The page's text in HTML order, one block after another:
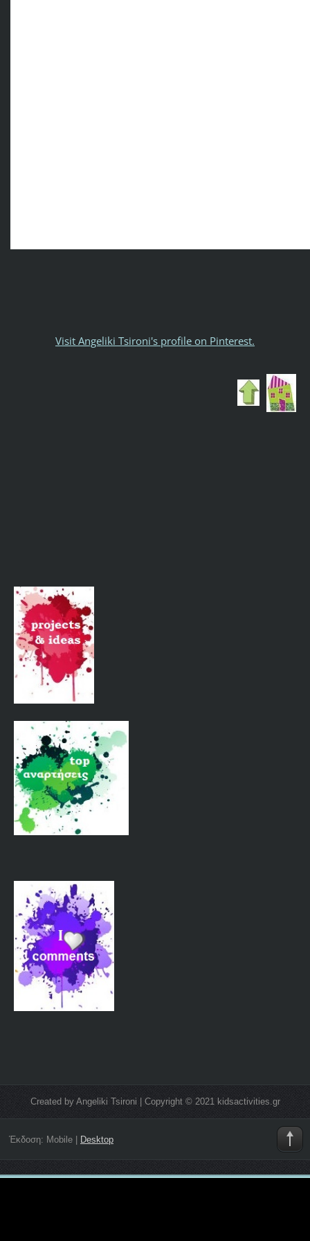
Visit Angeliki Tsironi's profile on Pinterest.
Created by Angeliki Tsironi | Copyright © 2021 kidsactivities.gr
Έκδοση: Mobile| Desktop